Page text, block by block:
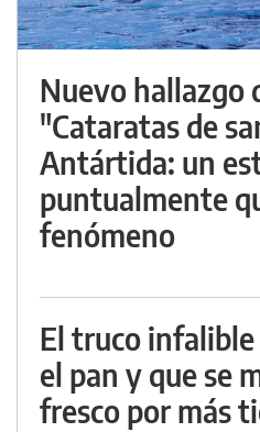
Nuevo hallazgo
"Cataratas de
Antártida: un
puntualmente
fenómeno
El truco
el pan y que se
fresco por más